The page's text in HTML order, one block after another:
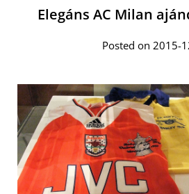
Elegáns AC Milan
Posted on 2015-